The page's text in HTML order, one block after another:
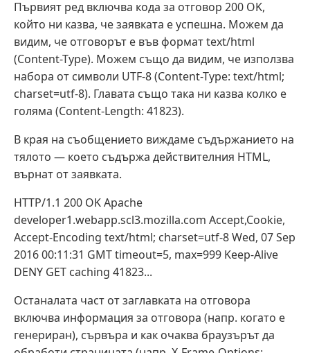
Първият ред включва кода за отговор 200 OK,
който ни казва, че заявката е успешна. Можем да
видим, че отговорът е във формат text/html
(Content-Type). Можем също да видим, че използва
набора от символи UTF-8 (Content-Type: text/html;
charset=utf-8). Главата също така ни казва колко е
голяма (Content-Length: 41823).
В края на съобщението виждаме съдържанието на
тялото — което съдържа действителния HTML,
върнат от заявката.
HTTP/1.1 200 OK Apache
developer1.webapp.scl3.mozilla.com Accept,Cookie,
Accept-Encoding text/html; charset=utf-8 Wed, 07 Sep
2016 00:11:31 GMT timeout=5, max=999 Keep-Alive
DENY GET caching 41823...
Останалата част от заглавката на отговора
включва информация за отговора (напр. когато е
генериран), сървъра и как очаква браузърът да